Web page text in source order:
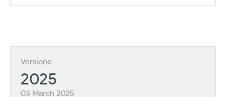
Versione
2025
03 March 2025